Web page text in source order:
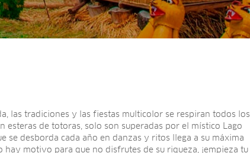
las tradiciones y las fiestas multicolor se respiran todos los
esteras de totoras, solo son superadas por el mí­stico Lago
se desborda cada año en danzas y ritos llega a su máxima
motivo para que no disfrutes de su riqueza, ¡empieza tu